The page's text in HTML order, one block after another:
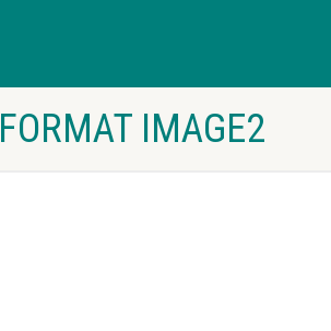
FORMAT IMAGE2